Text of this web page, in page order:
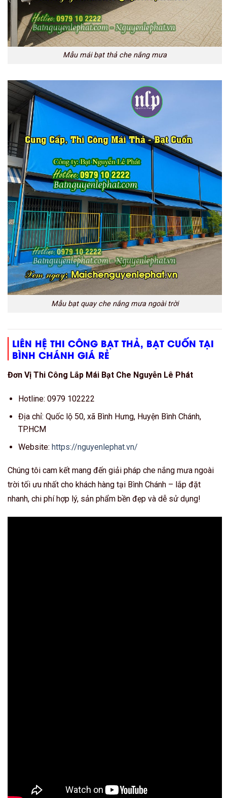
Mẫu mái bạt thả che nắng mưa
Mẫu bạt quay che nắng mưa ngoài trời
LIÊN HỆ THI CÔNG BẠT THẢ, BẠT CUỐN TẠI
BÌNH CHÁNH GIÁ RẺ
Đơn Vị Thi Công Lắp Mái Bạt Che Nguyễn Lê Phát
Hotline: 0979 102222
Địa chỉ: Quốc lộ 50, xã Bình Hưng, Huyện Bình Chánh,
TP.HCM
Website: https://nguyenlephat.vn/
Chúng tôi cam kết mang đến giải pháp che nắng mưa ngoài
trời tối ưu nhất cho khách hàng tại Bình Chánh – lắp đặt
nhanh, chi phí hợp lý, sản phẩm bền đẹp và dễ sử dụng!